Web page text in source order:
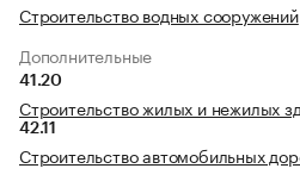
Строительство водных сооружений
Дополнительные
41.20
Строительство жилых и нежилых
42.11
Строительство автомобильных